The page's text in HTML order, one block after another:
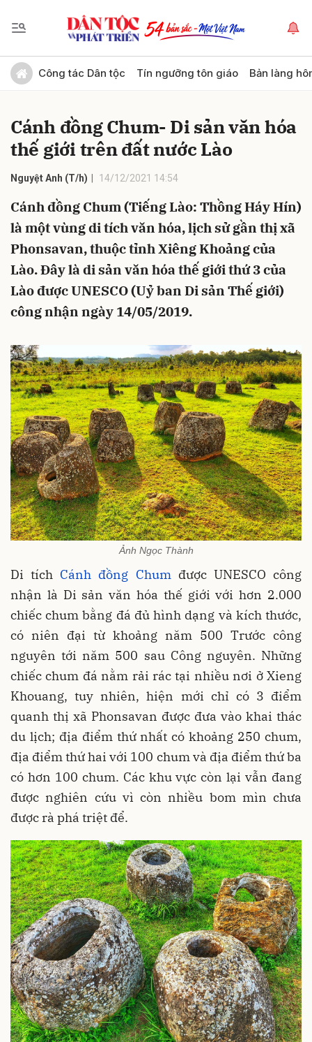
Công tác Dân tộc Tín ngưỡng tôn giáo Bản làng
Cánh đồng Chum- Di sản văn hóa
thế giới trên đất nước Lào
Nguyệt Anh (T/h) 14/12/2021 14:54
Cánh đồng Chum (Tiếng Lào: Thồng Háy Hín)
là một vùng di tích văn hóa, lịch sử gần thị xã
Phonsavan, thuộc tỉnh Xiêng Khoảng của
Lào. Đây là di sản văn hóa thế giới thứ 3 của
Lào được UNESCO (Uỷ ban Di sản Thế giới)
công nhận ngày 14/05/2019.
Ảnh Ngọc Thành
Di tích Cánh đồng Chum được UNESCO công
nhận là Di sản văn hóa thế giới với hơn 2.000
chiếc chum bằng đá đủ hình dạng và kích thước,
có niên đại từ khoảng năm 500 Trước công
nguyên tới năm 500 sau Công nguyên. Những
chiếc chum đá nằm rải rác tại nhiều nơi ở Xieng
Khouang, tuy nhiên, hiện mới chỉ có 3 điểm
quanh thị xã Phonsavan được đưa vào khai thác
du lịch; địa điểm thứ nhất có khoảng 250 chum,
địa điểm thứ hai với 100 chum và địa điểm thứ ba
có hơn 100 chum. Các khu vực còn lại vẫn đang
được nghiên cứu vì còn nhiều bom mìn chưa
được rà phá triệt để.
Gửi bình luận
Hủy Gửi